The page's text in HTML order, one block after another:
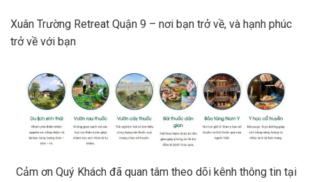
Xuân Trường Retreat Quận 9 – nơi bạn trở về, và hạnh phúc
trở về với bạn
Cảm ơn Quý Khách đã quan tâm theo dõi kênh thông tin tại